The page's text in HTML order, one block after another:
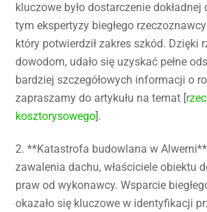
kluczowe było dostarczenie
tym ekspertyzy biegłego
który potwierdził zakres szkód. Dzięki
dowodom, udało się uzyskać pełne
bardziej szczegółowych informacji o
zapraszamy do artykułu na temat [
kosztorysowego].
2. **Katastrofa budowlana w
zawalenia dachu, właściciele obiektu
praw od wykonawcy. Wsparcie
okazało się kluczowe w identyfikacji